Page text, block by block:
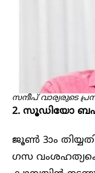
സന്ദീപ് വാര്യരുടെ
2. സൂഡിയോ
ജൂൺ 3ാം
ഗസ